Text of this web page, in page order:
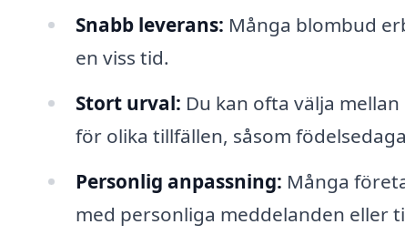
Snabb leverans: Många blombud
en viss tid.
Stort urval: Du kan ofta välja
för olika tillfällen, såsom
Personlig anpassning: Många
med personliga meddelanden eller